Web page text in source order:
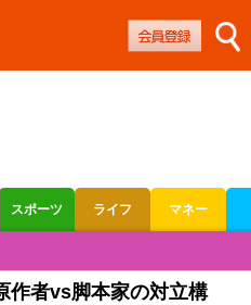
スポーツ ライフ マネー
作者vs脚本家の対立構